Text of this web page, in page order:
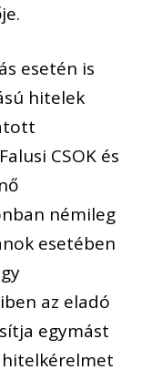
.
esetén is
hitelek
CSOK és
némileg
esetében
az eladó
egymást
hitelkérelmet